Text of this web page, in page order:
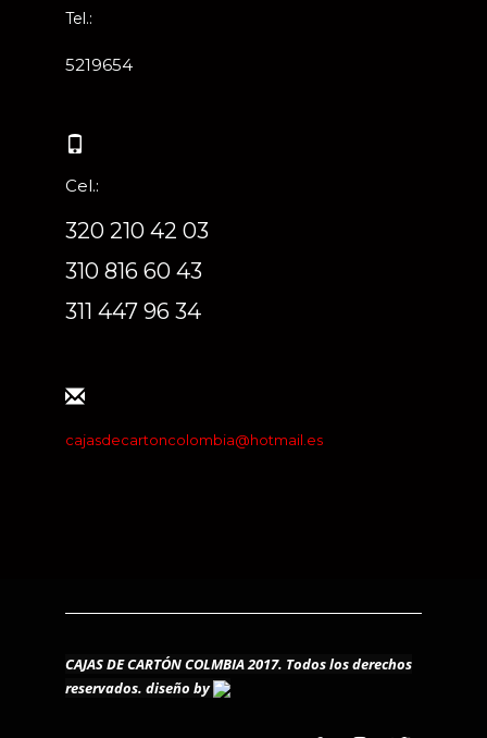
Tel.:
5219654
Cel.:
320 210 42 03
310 816 60 43
311 447 96 34
cajasdecartoncolombia@hotmail.es
CAJAS DE CARTÓN COLMBIA 2017. Todos los derechos
reservados. diseño by